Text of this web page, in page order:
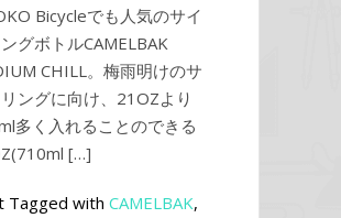
Bicycleでも人気のサイ
グボトルCAMELBAK
CHILL。梅雨明けのサ
ングに向け、21OZより
多く入れることのできる
[…]
Tagged with CAMELBAK,